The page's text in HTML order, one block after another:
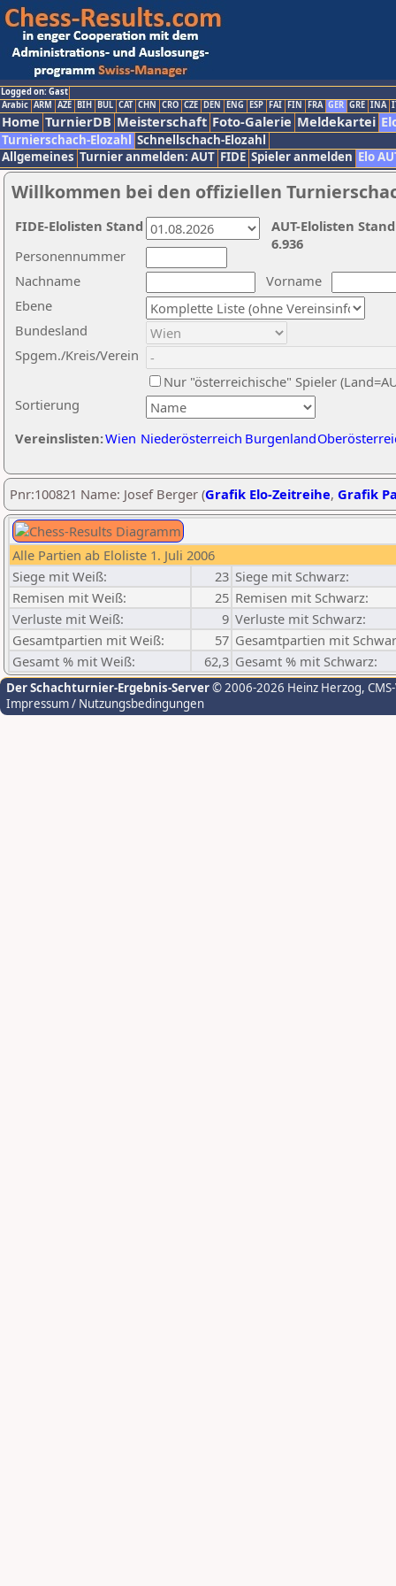
Logged on: Gast
Arabic ARM AZE BIH BUL CAT CHN CRO CZE DEN ENG ESP FAI FIN FRA GER GRE INA
Home TurnierDB Meisterschaft Foto-Galerie Meldekartei
Turnierschach-Elozahl Schnellschach-Elozahl
Allgemeines Turnier anmelden: AUT FIDE Spieler anmelden Elo
Willkommen bei den offiziellen
Nachname
Vorname
Ebene
Sortierung
Personennummer
Bundesland
Spgem./Kreis/Verein
Nur "österreichische" Spieler
Vereinslisten:Wien Niederösterreich Burgenland
AUT-Elolisten
6.936
FIDE-Elolisten Stand
Pnr:100821 Name: Josef Berger (Grafik Elo-Zeitreihe, Grafik
Alle Partien ab Eloliste 1. Juli 2006
Siege mit Weiß:
23 Siege mit Schwarz:
Remisen mit Weiß:
25 Remisen mit Schwarz:
Verluste mit Weiß:
9 Verluste mit Schwarz:
Gesamtpartien mit Weiß:
57 Gesamtpartien mit
Gesamt % mit Weiß:
62,3 Gesamt % mit Schwarz:
Der Schachturnier-Ergebnis-Server© 2006-2026 Heinz Herzog,
Impressum / Nutzungsbedingungen